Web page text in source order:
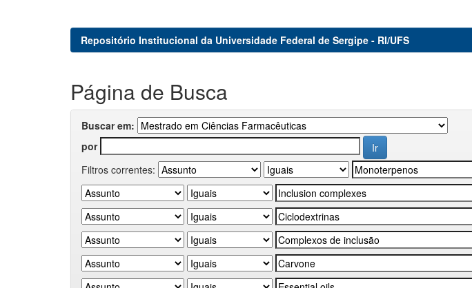
Repositório Institucional da Universidade Federal de Sergipe - RI/UFS
Página de Busca
Buscar em:
por
Filtros correntes: